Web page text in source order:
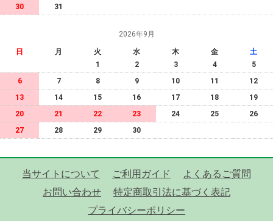
30
31
2026年9月
日 月 火 水 木 金
土
1
2 3 4
5
6
7 8 9 10 11
12
13
14 15 16 17 18
19
20
21 22 23 24 25
26
27
28 29 30
当サイトについて ご利用ガイド
よくあるご質問
お問い合わせ
特定商取引法に基づく表記
プライバシーポリシー